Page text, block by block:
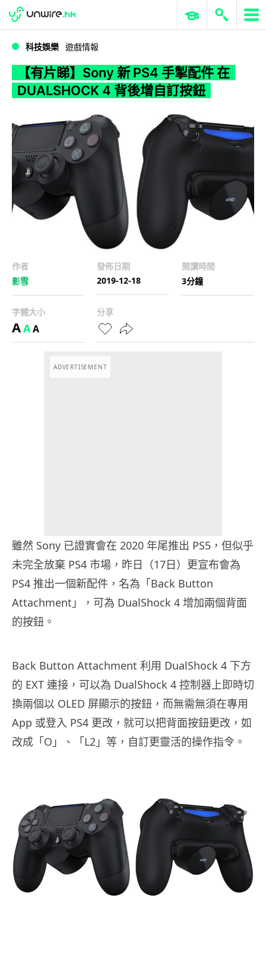
WWDC 2026 ERP 與商業 AI
科技娛樂 遊戲情報
【有片睇】Sony 新 PS4 手掣配件 在
DUALSHOCK 4 背後增自訂按鈕
作者
影雪
發佈日期
2019-12-18
閱讀時間
3分鐘
字體大小
AAA
分享
ADVERTISEMENT
雖然 Sony 已證實會在 2020 年尾推出 PS5，但似乎
未完全放棄 PS4 市場，昨日（17日）更宣布會為
PS4 推出一個新配件，名為「Back Button
Attachment」，可為 DualShock 4 增加兩個背面
的按鈕。
Back Button Attachment 利用 DualShock 4 下方
的 EXT 連接，可以為 DualShock 4 控制器上即時切
換兩個以 OLED 屏顯示的按鈕，而無需無須在專用
App 或登入 PS4 更改，就可以把背面按鈕更改，如
改成「O」、「L2」等，自訂更靈活的操作指令。